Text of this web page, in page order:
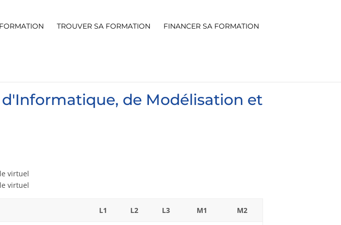
TROUVER SA FORMATION FINANCER SA FORMATION
de Modélisation et
virtuel
virtuel
L1 L2 L3 M1 M2